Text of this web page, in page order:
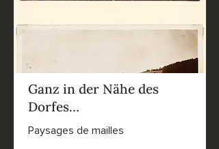
Ganz in der Nähe des
Dorfes…
Paysages de mailles